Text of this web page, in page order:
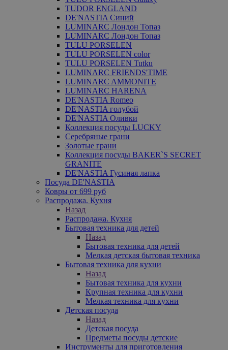
TUDOR ENGLAND
DE'NASTIA Синий
LUMINARC Лондон Топаз
LUMINARC Лондон Топаз
TULU PORSELEN
TULU PORSELEN color
TULU PORSELEN Tutku
LUMINARC FRIENDS'TIME
LUMINARC AMMONITE
LUMINARC HARENA
DE'NASTIA Romeo
DE'NASTIA голубой
DE'NASTIA Оливки
Коллекция посуды LUCKY
Серебряные грани
Золотые грани
Коллекция посуды BAKER`S SECRET
GRANITE
DE'NASTIA Гусиная лапка
Посуда DE'NASTIA
Ковры от 699 руб
Распродажа. Кухня
Назад
Распродажа. Кухня
Бытовая техника для детей
Назад
Бытовая техника для детей
Мелкая детская бытовая техника
Бытовая техника для кухни
Назад
Бытовая техника для кухни
Крупная техника для кухни
Мелкая техника для кухни
Детская посуда
Назад
Детская посуда
Предметы посуды детские
Инструменты для приготовления